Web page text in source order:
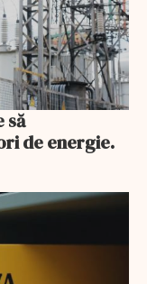
să
de energie.